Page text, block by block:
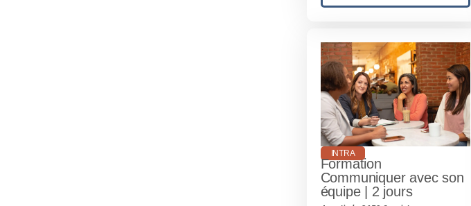
INTRA
Formation
Communiquer avec son
équipe | 2 jours